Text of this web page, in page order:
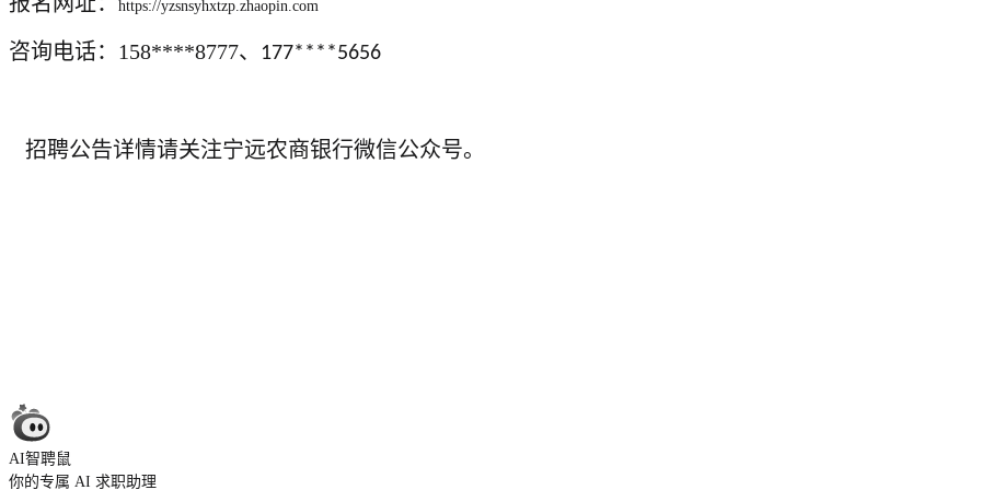
https://yzsnsyhxtzp.zhaopin.com
咨询电话：158****8777、 177****5656
招聘公告详情请关注宁远农商银行微信公众号。
AI智聘鼠
你的专属 AI 求职助理